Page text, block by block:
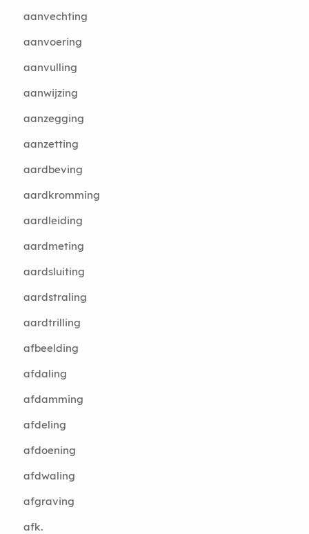
aanvechting
aanvoering
aanvulling
aanwijzing
aanzegging
aanzetting
aardbeving
aardkromming
aardleiding
aardmeting
aardsluiting
aardstraling
aardtrilling
afbeelding
afdaling
afdamming
afdeling
afdoening
afdwaling
afgraving
afk.